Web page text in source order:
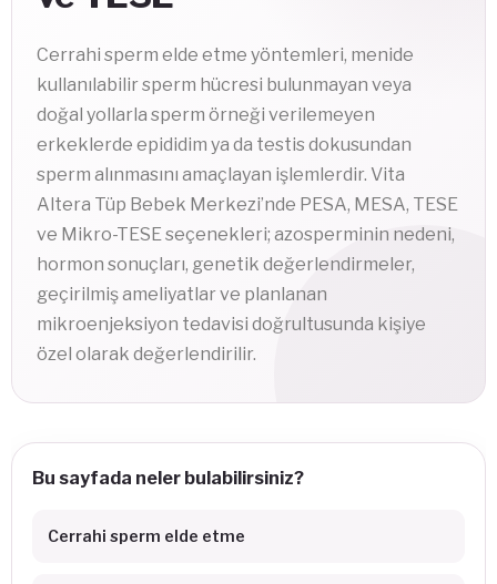
Cerrahi sperm elde etme yöntemleri, menide
kullanılabilir sperm hücresi bulunmayan veya
doğal yollarla sperm örneği verilemeyen
erkeklerde epididim ya da testis dokusundan
sperm alınmasını amaçlayan işlemlerdir. Vita
Altera Tüp Bebek Merkezi’nde PESA, MESA, TESE
ve Mikro-TESE seçenekleri; azosperminin nedeni,
hormon sonuçları, genetik değerlendirmeler,
geçirilmiş ameliyatlar ve planlanan
mikroenjeksiyon tedavisi doğrultusunda kişiye
özel olarak değerlendirilir.
Bu sayfada neler bulabilirsiniz?
Cerrahi sperm elde etme